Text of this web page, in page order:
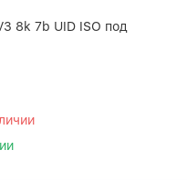
8k 7b UID ISO под